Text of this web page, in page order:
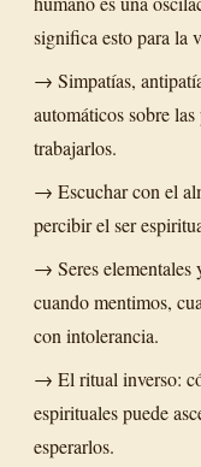
significa esto para la
→ Simpatías,
automáticos sobre
trabajarlos.
→ Escuchar con el
percibir el ser
→ Seres elementales
cuando mentimos,
con intolerancia.
→ El ritual inverso:
espirituales puede
esperarlos.